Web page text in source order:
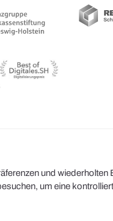
und
um eine